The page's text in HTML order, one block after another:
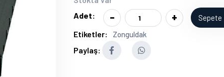
Adet:
- + Sepete
Etiketler: Zonguldak
Paylaş: